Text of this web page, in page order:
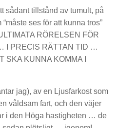
sådant tillstånd av tumult, på
ses för att kunna tros”
RÖRELSEN FÖR
I PRECIS RÄTTAN TID …
SKA KUNNA KOMMA I
jag), av en Ljusfarkost som
våldsam fart, och den väjer
i den Höga hastigheten … de